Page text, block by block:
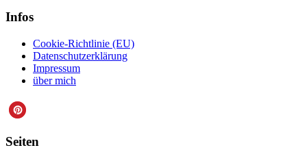
Infos
Cookie-Richtlinie (EU)
Datenschutzerklärung
Impressum
über mich
Seiten